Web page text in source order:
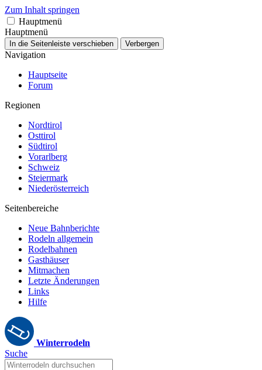
Zum Inhalt springen
Hauptmenü
Hauptmenü
In die Seitenleiste verschieben Verbergen
Navigation
Hauptseite
Forum
Regionen
Nordtirol
Osttirol
Südtirol
Vorarlberg
Schweiz
Steiermark
Niederösterreich
Seitenbereiche
Neue Bahnberichte
Rodeln allgemein
Rodelbahnen
Gasthäuser
Mitmachen
Letzte Änderungen
Links
Hilfe
Winterrodeln
Suche